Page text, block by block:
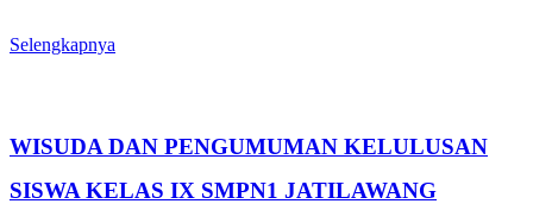
Selengkapnya
WISUDA DAN PENGUMUMAN KELULUSAN
SISWA KELAS IX SMPN1 JATILAWANG